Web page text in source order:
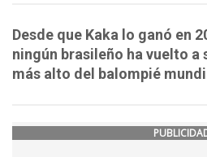
Desde que Kaka lo ganó en
ningún brasileño ha vuelto a
más alto del balompié